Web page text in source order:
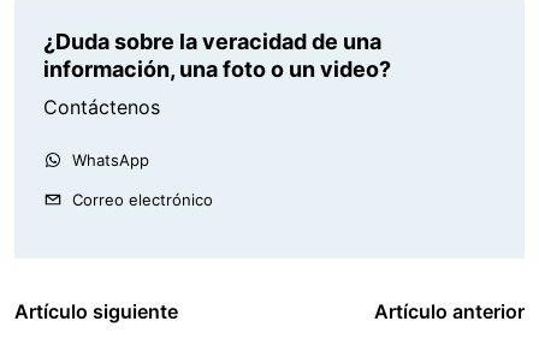
¿Duda sobre la veracidad de una
información, una foto o un video?
Contáctenos
WhatsApp
Correo electrónico
Artículo siguiente Artículo anterior